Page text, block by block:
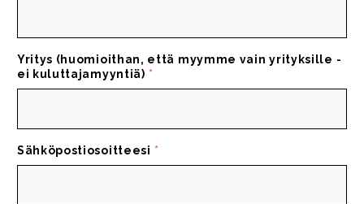
Yritys (huomioithan, että myymme vain yrityksille -
ei kuluttajamyyntiä) *
Sähköpostiosoitteesi *